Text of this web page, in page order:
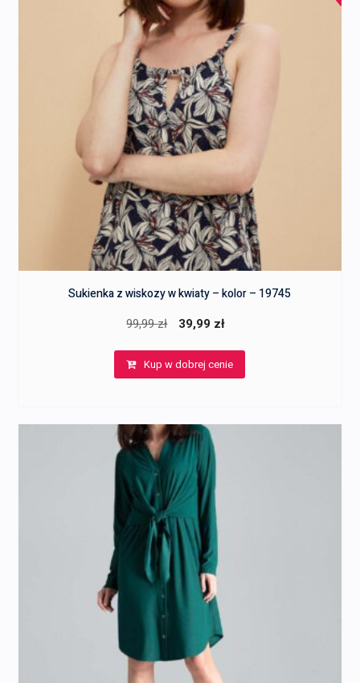
Sukienka z wiskozy w kwiaty – kolor – 19745
99,99zł
Pierwotna
wynosiła:
39,99 zł
wynosi:
Kup w dobrej cenie